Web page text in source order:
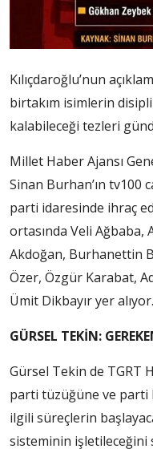
Kılıçdaroğlu’nun
birtakım isimlerin
kalabileceği tezleri
Millet Haber Ajansı
Sinan Burhan’ın tv100
parti idaresinde ihraç
ortasında Veli Ağbaba,
Akdoğan, Burhanettin
Özer, Özgür Karabat,
Ümit Dikbayır yer alıyor.
GÜRSEL TEKİN:
Gürsel Tekin de TGRT
parti tüzüğüne ve parti
ilgili süreçlerin
sisteminin işletileceğini